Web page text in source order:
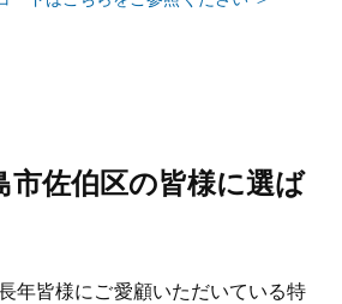
市佐伯区の皆様に選ば
年皆様にご愛顧いただいている特